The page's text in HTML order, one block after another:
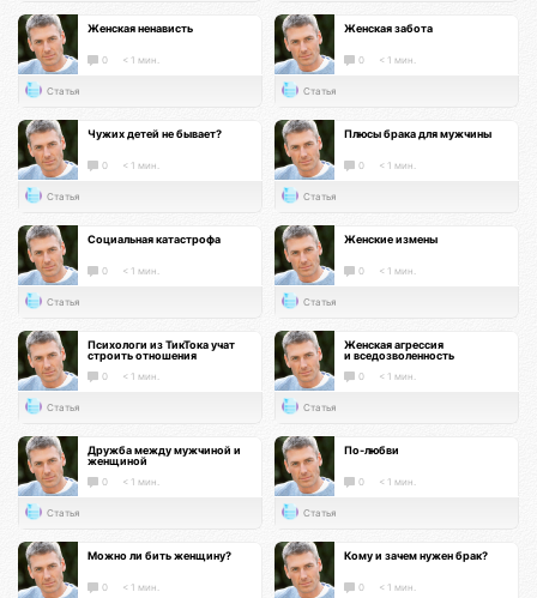
Женская ненависть
0 < 1 мин.
Статья
Женская забота
0 < 1 мин.
Статья
Чужих детей не бывает?
0 < 1 мин.
Статья
Плюсы брака для мужчины
0 < 1 мин.
Статья
Социальная катастрофа
0 < 1 мин.
Статья
Женские измены
0 < 1 мин.
Статья
Психологи из ТикТока учат
строить отношения
0 < 1 мин.
Статья
Женская агрессия
и вседозволенность
0 < 1 мин.
Статья
Дружба между мужчиной и
женщиной
0 < 1 мин.
Статья
По-любви
0 < 1 мин.
Статья
Можно ли бить женщину?
0 < 1 мин.
Кому и зачем нужен брак?
0 < 1 мин.